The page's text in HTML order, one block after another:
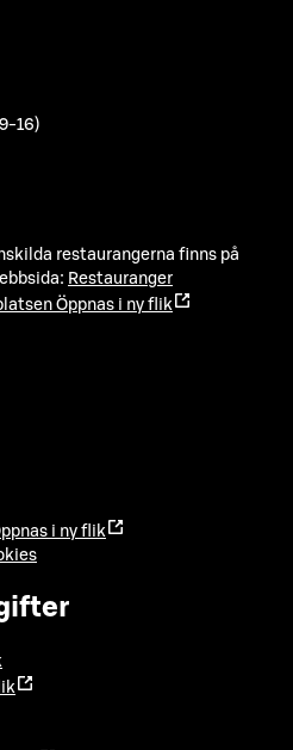
16)
restaurangerna finns på
Restauranger
Öppnas i ny flik
i ny flik